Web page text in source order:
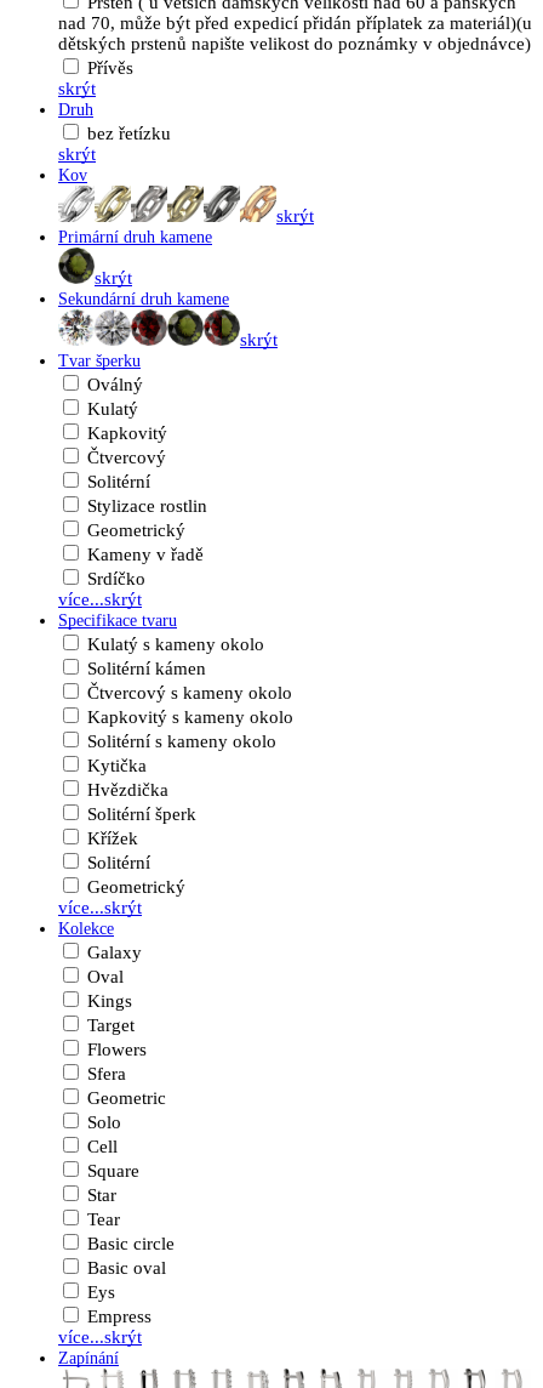
nad 70, může být před expedicí přidán příplatek za materiál)(u
dětských prstenů napište velikost do poznámky v objednávce)
Přívěs
skrýt
Druh
bez řetízku
skrýt
Kov
skrýt
Primární druh kamene
skrýt
Sekundární druh kamene
skrýt
Tvar šperku
Oválný
Kulatý
Kapkovitý
Čtvercový
Solitérní
Stylizace rostlin
Geometrický
Kameny v řadě
Srdíčko
více...skrýt
Specifikace tvaru
Kulatý s kameny okolo
Solitérní kámen
Čtvercový s kameny okolo
Kapkovitý s kameny okolo
Solitérní s kameny okolo
Kytička
Hvězdička
Solitérní šperk
Křížek
Solitérní
Geometrický
více...skrýt
Kolekce
Galaxy
Oval
Kings
Target
Flowers
Sfera
Geometric
Solo
Cell
Square
Star
Tear
Basic circle
Basic oval
Eys
Empress
více...skrýt
Zapínání